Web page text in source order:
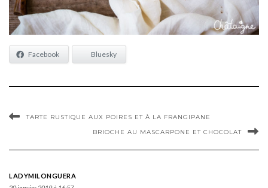
Facebook Bluesky
TARTE RUSTIQUE AUX POIRES ET À LA FRANGIPANE
BRIOCHE AU MASCARPONE ET CHOCOLAT
LADYMILONGUERA